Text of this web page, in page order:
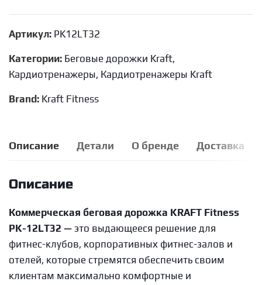
Артикул: PK12LT32
Категории: Беговые дорожки Kraft,
Кардиотренажеры, Кардиотренажеры Kraft
Brand: Kraft Fitness
Описание Детали О бренде Доставка
Описание
Коммерческая беговая дорожка KRAFT Fitness
PK-12LT32 — это выдающееся решение для
фитнес-клубов, корпоративных фитнес-залов и
отелей, которые стремятся обеспечить своим
клиентам максимально комфортные и